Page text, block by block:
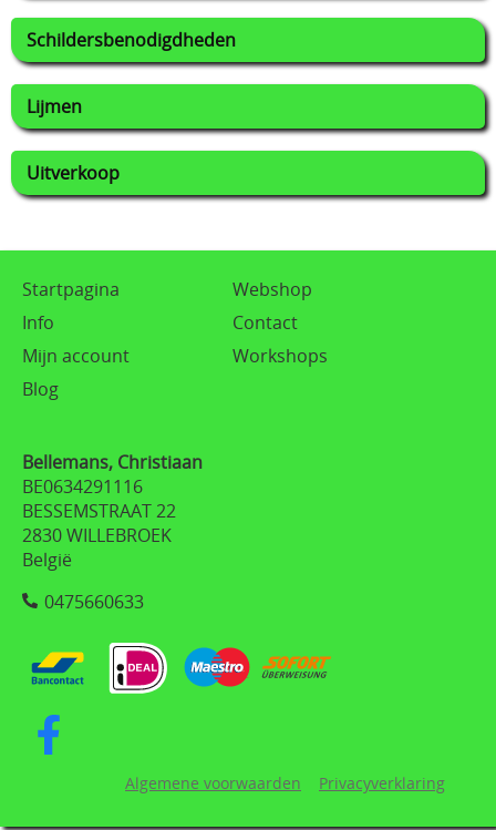
Schildersbenodigdheden
Lijmen
Uitverkoop
Startpagina
Webshop
Info
Contact
Mijn account
Workshops
Blog
Bellemans, Christiaan
BE0634291116
BESSEMSTRAAT 22
2830 WILLEBROEK
België
0475660633
Algemene voorwaarden Privacyverklaring